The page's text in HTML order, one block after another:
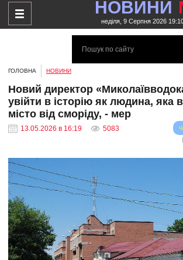
НОВИНИ
неділя, 9 Серпня 2026
ГОЛОВНА НОВИНИ
Новий директор
увійти в історію як людина, яка
місто від сморіду, - мер
13.05.2026 в 16:19 5083